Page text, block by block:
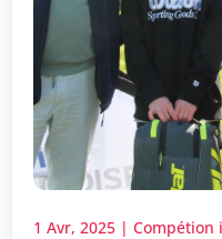
1 Avr, 2025 |Compétion